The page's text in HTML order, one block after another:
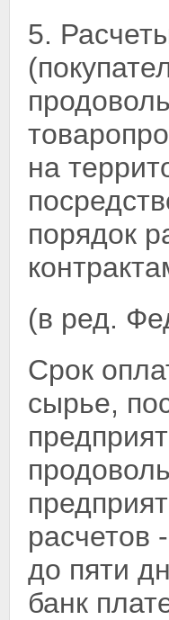
5.
на
порядок
(в ред.
Срок
сырье,
расчетов
до пяти
банк